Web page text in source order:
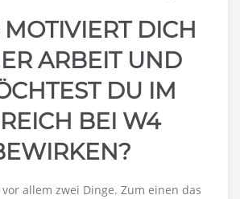
MOTIVIERT DICH
ARBEIT UND
DU IM
BEI W4
allem zwei Dinge. Zum einen das